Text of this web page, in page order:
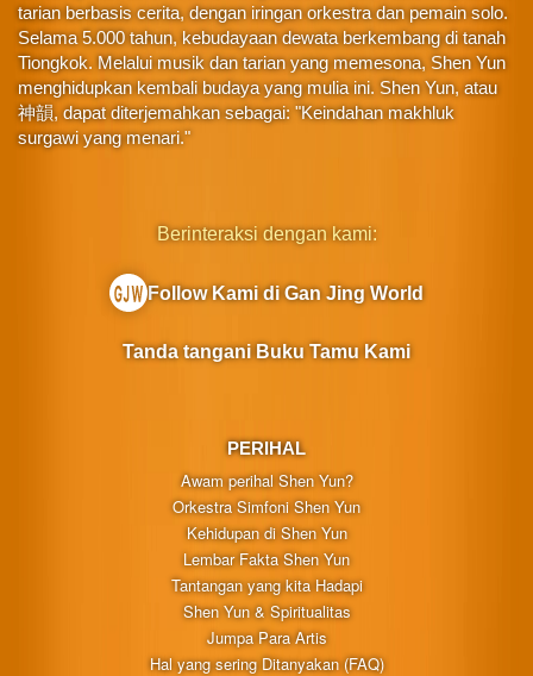
tarian berbasis cerita, dengan iringan orkestra dan pemain solo.
Selama 5.000 tahun, kebudayaan dewata berkembang di tanah
Tiongkok. Melalui musik dan tarian yang memesona, Shen Yun
menghidupkan kembali budaya yang mulia ini. Shen Yun, atau
神韻, dapat diterjemahkan sebagai: "Keindahan makhluk
surgawi yang menari."
PERIHAL
Awam perihal Shen Yun?
Orkestra Simfoni Shen Yun
Kehidupan di Shen Yun
Lembar Fakta Shen Yun
Tantangan yang kita Hadapi
Shen Yun & Spiritualitas
Jumpa Para Artis
Hal yang sering Ditanyakan (FAQ)
Berinteraksi dengan kami:
Follow Kami di Gan Jing World
Tanda tangani Buku Tamu Kami